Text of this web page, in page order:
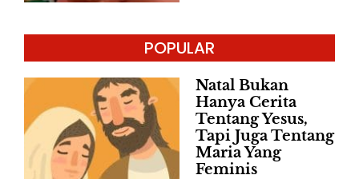
POPULAR
Natal Bukan
Hanya Cerita
Tentang Yesus,
Tapi Juga Tentang
Maria Yang
Feminis